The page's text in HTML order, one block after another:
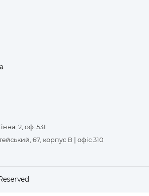
2, оф. 531
67, корпус В | офіс 310